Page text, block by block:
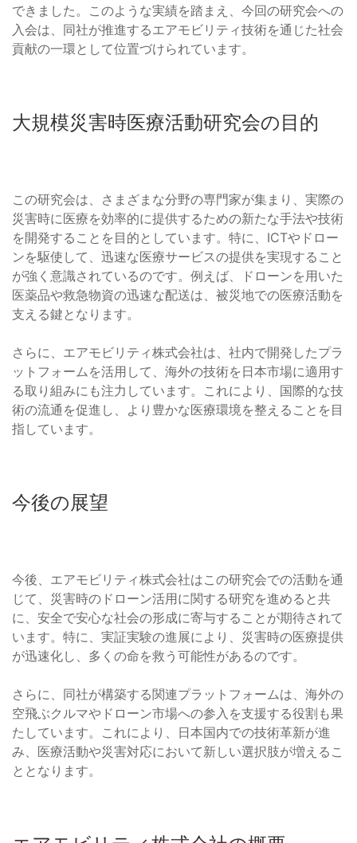
できました。このような実績を踏まえ、今回の研究会への
入会は、同社が推進するエアモビリティ技術を通じた社会
貢献の一環として位置づけられています。
大規模災害時医療活動研究会の目的
この研究会は、さまざまな分野の専門家が集まり、実際の
災害時に医療を効率的に提供するための新たな手法や技術
を開発することを目的としています。特に、ICTやドロー
ンを駆使して、迅速な医療サービスの提供を実現すること
が強く意識されているのです。例えば、ドローンを用いた
医薬品や救急物資の迅速な配送は、被災地での医療活動を
支える鍵となります。
さらに、エアモビリティ株式会社は、社内で開発したプラ
ットフォームを活用して、海外の技術を日本市場に適用す
る取り組みにも注力しています。これにより、国際的な技
術の流通を促進し、より豊かな医療環境を整えることを目
指しています。
今後の展望
今後、エアモビリティ株式会社はこの研究会での活動を通
じて、災害時のドローン活用に関する研究を進めると共
に、安全で安心な社会の形成に寄与することが期待されて
います。特に、実証実験の進展により、災害時の医療提供
が迅速化し、多くの命を救う可能性があるのです。
さらに、同社が構築する関連プラットフォームは、海外の
空飛ぶクルマやドローン市場への参入を支援する役割も果
たしています。これにより、日本国内での技術革新が進
み、医療活動や災害対応において新しい選択肢が増えるこ
ととなります。